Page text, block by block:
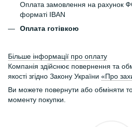
Оплата замовлення на рахунок
форматі IBAN
Оплата готівкою
Більше інформації про оплату
Компанія здійснює повернення та
якості згідно Закону України «Про
Ви можете повернути або обміняти
моменту покупки.